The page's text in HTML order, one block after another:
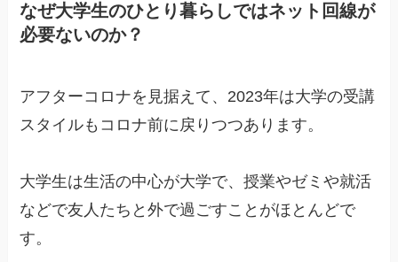
なぜ大学生のひとり暮らしではネット回線が
必要ないのか？
アフターコロナを見据えて、2023年は大学の受講
スタイルもコロナ前に戻りつつあります。
大学生は生活の中心が大学で、授業やゼミや就活
などで友人たちと外で過ごすことがほとんどで
す。